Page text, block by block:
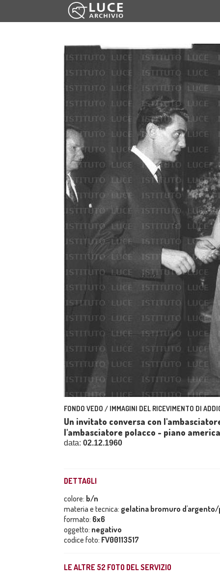
FONDO VEDO / IMMAGINI DEL RICEVIMENTO DI
Un invitato conversa con
l'ambasciatore polacco - piano
data: 02.12.1960
DETTAGLI
colore: b/n
materia e tecnica: gelatina bromuro
formato: 6x6
oggetto: negativo
codice foto: FV00113517
LE ALTRE 52 FOTO DEL SERVIZIO